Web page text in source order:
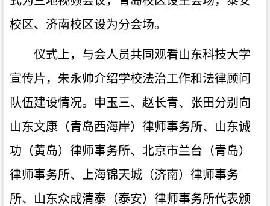
校区、济南校区设为分会场。
仪式上，与会人员共同观看山东科技大学
宣传片，朱永帅介绍学校法治工作和法律顾问
队伍建设情况。申玉三、赵长青、张田分别向
山东文康（青岛西海岸）律师事务所、山东诚
功（黄岛）律师事务所、北京市兰台（青岛）
律师事务所、上海锦天城（济南）律师事务
所、山东众成清泰（泰安）律师事务所代表颁